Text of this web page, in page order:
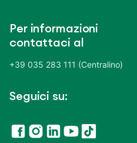
Per informazioni
contattaci al
+39 035 283 111 (Centralino)
Seguici su: